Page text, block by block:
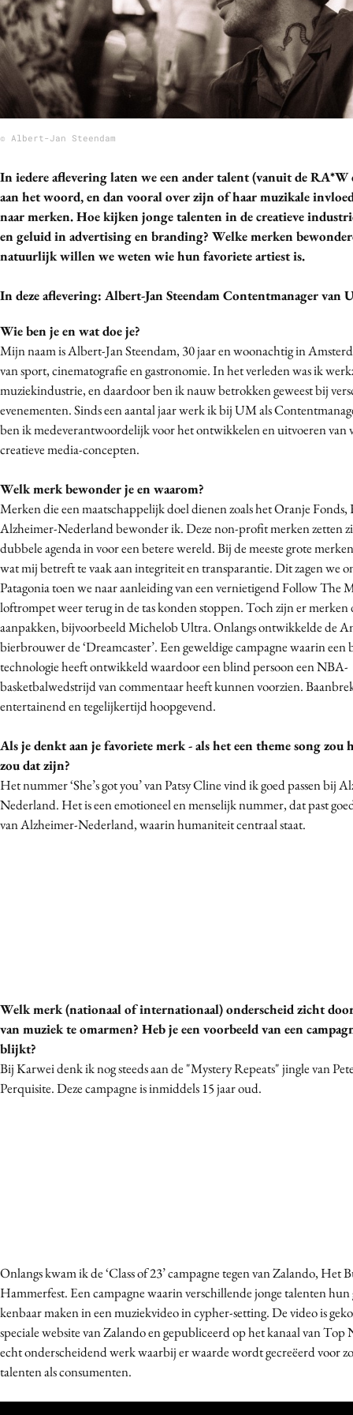
Bureaus
Campagnes
Carriere
Contentmarketing
Customer Experience
Design
Digital transformation
Diversiteit
Effectiviteit
Influencer marketing
Interne communicatie
Martech
Media
Merkstrategie
PR
Programmatic
Reputatie & crisis
© Albert-Jan Steendam
In iedere aflevering laten we een ander talent (vanuit de
aan het woord, en dan vooral over zijn of haar muzikale
naar merken. Hoe kijken jonge talenten in de creatieve
en geluid in advertising en branding? Welke merken
natuurlijk willen we weten wie hun favoriete artiest is.
In deze aflevering: Albert-Jan Steendam Contentmanager van
Wie ben je en wat doe je?
Mijn naam is Albert-Jan Steendam, 30 jaar en woonachtig in
van sport, cinematografie en gastronomie. In het verleden was ik
muziekindustrie, en daardoor ben ik nauw betrokken geweest bij
evenementen. Sinds een aantal jaar werk ik bij UM als
ben ik medeverantwoordelijk voor het ontwikkelen en uitvoeren van
creatieve media-concepten.
Welk merk bewonder je en waarom?
Merken die een maatschappelijk doel dienen zoals het Oranje
Alzheimer-Nederland bewonder ik. Deze non-profit merken zetten
dubbele agenda in voor een betere wereld. Bij de meeste grote
wat mij betreft te vaak aan integriteit en transparantie. Dit zagen we
Patagonia toen we naar aanleiding van een vernietigend Follow The
loftrompet weer terug in de tas konden stoppen. Toch zijn er merken
aanpakken, bijvoorbeeld Michelob Ultra. Onlangs ontwikkelde de
bierbrouwer de ‘Dreamcaster’. Een geweldige campagne waarin
technologie heeft ontwikkeld waardoor een blind persoon een NBA-
basketbalwedstrijd van commentaar heeft kunnen voorzien.
entertainend en tegelijkertijd hoopgevend.
Als je denkt aan je favoriete merk - als het een theme song zou
zou dat zijn?
Het nummer ‘She’s got you’ van Patsy Cline vind ik goed passen bij
Nederland. Het is een emotioneel en menselijk nummer, dat past
van Alzheimer-Nederland, waarin humaniteit centraal staat.
Welk merk (nationaal of internationaal) onderscheid zicht
van muziek te omarmen? Heb je een voorbeeld van een
blijkt?
Bij Karwei denk ik nog steeds aan de "Mystery Repeats" jingle van
Perquisite. Deze campagne is inmiddels 15 jaar oud.
Onlangs kwam ik de ‘Class of 23’ campagne tegen van Zalando, Het
Hammerfest. Een campagne waarin verschillende jonge talenten
kenbaar maken in een muziekvideo in cypher-setting. De video is
speciale website van Zalando en gepubliceerd op het kanaal van
echt onderscheidend werk waarbij er waarde wordt gecreëerd voor
talenten als consumenten.